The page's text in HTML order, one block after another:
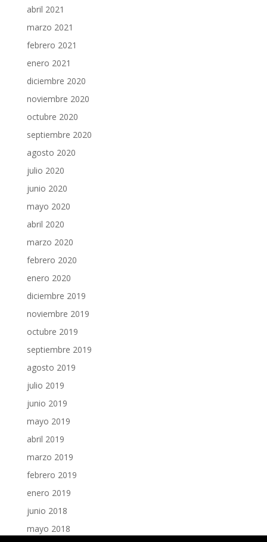
abril 2021
marzo 2021
febrero 2021
enero 2021
diciembre 2020
noviembre 2020
octubre 2020
septiembre 2020
agosto 2020
julio 2020
junio 2020
mayo 2020
abril 2020
marzo 2020
febrero 2020
enero 2020
diciembre 2019
noviembre 2019
octubre 2019
septiembre 2019
agosto 2019
julio 2019
junio 2019
mayo 2019
abril 2019
marzo 2019
febrero 2019
enero 2019
junio 2018
mayo 2018